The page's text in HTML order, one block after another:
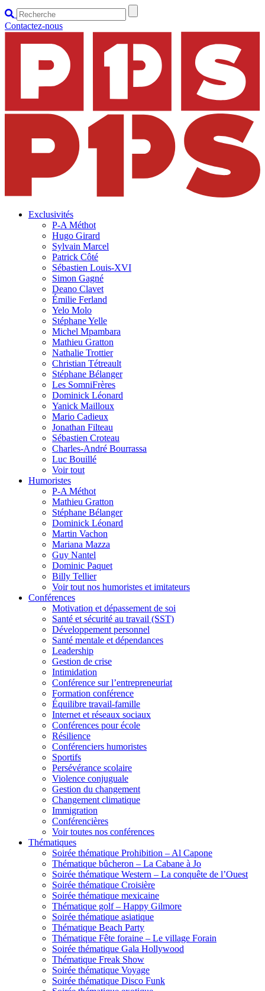
Contactez-nous
Exclusivités
P-A Méthot
Hugo Girard
Sylvain Marcel
Patrick Côté
Sébastien Louis-XVI
Simon Gagné
Deano Clavet
Émilie Ferland
Yelo Molo
Stéphane Yelle
Michel Mpambara
Mathieu Gratton
Nathalie Trottier
Christian Tétreault
Stéphane Bélanger
Les SomniFrères
Dominick Léonard
Yanick Mailloux
Mario Cadieux
Jonathan Filteau
Sébastien Croteau
Charles-André Bourrassa
Luc Bouillé
Voir tout
Humoristes
P-A Méthot
Mathieu Gratton
Stéphane Bélanger
Dominick Léonard
Martin Vachon
Mariana Mazza
Guy Nantel
Dominic Paquet
Billy Tellier
Voir tout nos humoristes et imitateurs
Conférences
Motivation et dépassement de soi
Santé et sécurité au travail (SST)
Développement personnel
Santé mentale et dépendances
Leadership
Gestion de crise
Intimidation
Conférence sur l’entrepreneuriat
Formation conférence
Équilibre travail-famille
Internet et réseaux sociaux
Conférences pour école
Résilience
Conférenciers humoristes
Sportifs
Persévérance scolaire
Violence conjuguale
Gestion du changement
Changement climatique
Immigration
Conférencières
Voir toutes nos conférences
Thématiques
Soirée thématique Prohibition – Al Capone
Thématique bûcheron – La Cabane à Jo
Soirée thématique Western – La conquête de l’Ouest
Soirée thématique Croisière
Soirée thématique mexicaine
Thématique golf – Happy Gilmore
Soirée thématique asiatique
Thématique Beach Party
Thématique Fête foraine – Le village Forain
Soirée thématique Gala Hollywood
Thématique Freak Show
Soirée thématique Voyage
Soirée thématique Disco Funk